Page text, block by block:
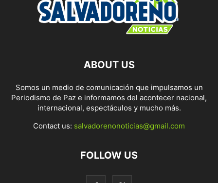
ABOUT US
Somos un medio de comunicación que impulsamos un
Periodismo de Paz e informamos del acontecer nacional,
internacional, espectáculos y mucho más.
Contact us: salvadorenonoticias@gmail.com
FOLLOW US